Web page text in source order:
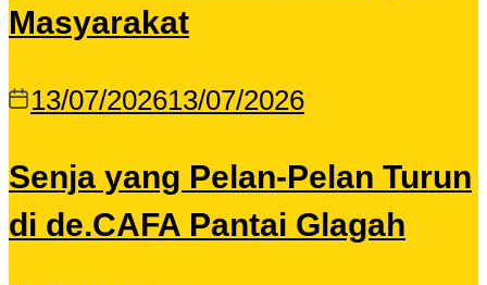
Masyarakat
13/07/202613/07/2026
Senja yang Pelan-Pelan Turun
di de.CAFA Pantai Glagah